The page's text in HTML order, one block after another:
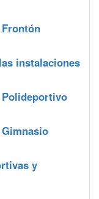
instalaciones
y